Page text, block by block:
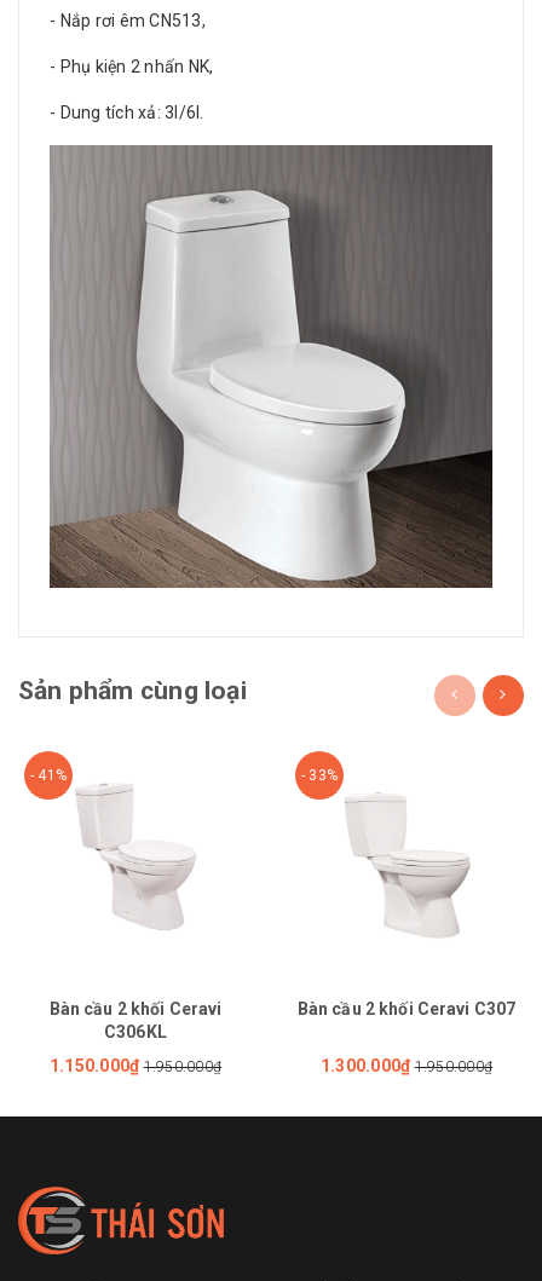
- Nắp rơi êm CN513,
- Phụ kiện 2 nhấn NK,
- Dung tích xả: 3l/6l.
Sản phẩm cùng loại
- 41%
Bàn cầu 2 khối Ceravi
C306KL
1.150.000₫ 1.950.000₫
- 33%
Bàn cầu 2 khối Ceravi C307
1.300.000₫ 1.950.000₫